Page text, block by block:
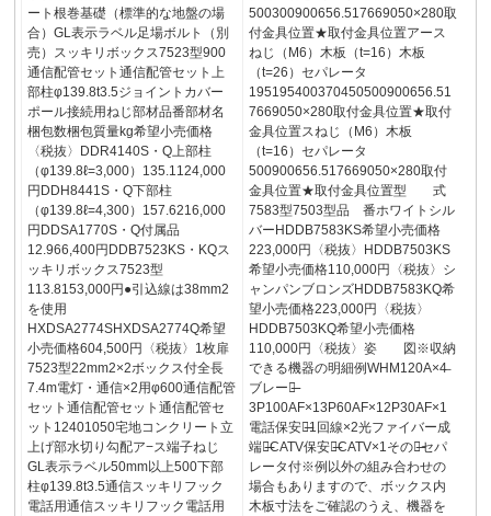
ート根巻基礎（標準的な地盤の場
合）GL表示ラベル足場ボルト（別
売）スッキリボックス7523型900
通信配管セット通信配管セット上
部柱φ139.8t3.5ジョイントカバー
ポール接続用ねじ部材品番部材名
梱包数梱包質量kg希望小売価格
〈税抜〉DDR4140S・Q上部柱
（φ139.8ℓ=3,000）135.1124,000
円DDH8441S・Q下部柱
（φ139.8ℓ=4,300）157.6216,000
円DDSA1770S・Q付属品
12.966,400円DDB7523KS・KQス
ッキリボックス7523型
113.8153,000円●引込線は38mm2
を使用
HXDSA2774SHXDSA2774Q希望
小売価格604,500円〈税抜〉1枚扉
7523型22mm2×2ボックス付全長
7.4m電灯・通信×2用φ600通信配管
セット通信配管セット通信配管セ
ット12401050宅地コンクリート立
上げ部水切り勾配ア−ス端子ねじ
GL表示ラベル50mm以上500下部
柱φ139.8t3.5通信スッキリフック
電話用通信スッキリフック電話用
500300900656.517669050×280取
付金具位置★取付金具位置アース
ねじ（M6）木板（t=16）木板
（t=26）セパレータ
195195400370450500900656.51
7669050×280取付金具位置★取付
金具位置スねじ（M6）木板
（t=16）セパレータ
500900656.517669050×280取付
金具位置★取付金具位置型 式
7583型7503型品 番ホワイトシル
バーHDDB7583KS希望小売価格
223,000円〈税抜〉HDDB7503KS
希望小売価格110,000円〈税抜〉シ
ャンパンブロンズHDDB7583KQ希
望小売価格223,000円〈税抜〉
HDDB7503KQ希望小売価格
110,000円〈税抜〉姿 図※収納
できる機器の明細例WHM120A×4̶
ブレーカ̶
3P100AF×13P60AF×12P30AF×1
電話保安器̶1回線×2光ファイバー成
端箱̶̶CATV保安器̶CATV×1その他̶セパ
レータ付※例以外の組み合わせの
場合もありますので、ボックス内
木板寸法をご確認のうえ、機器を